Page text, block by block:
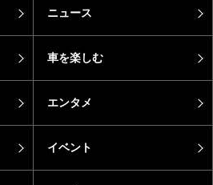
ニュース
車を楽しむ
エンタメ
イベント